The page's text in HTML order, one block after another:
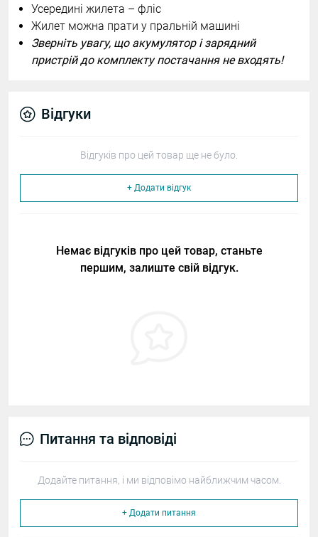
Усередині жилета – фліс
Жилет можна прати у пральній машині
Зверніть увагу, що акумулятор і зарядний
пристрій до комплекту постачання не входять!
Відгуки
Відгуків про цей товар ще не було.
+ Додати відгук
Немає відгуків про цей товар, станьте
першим, залиште свій відгук.
Питання та відповіді
Додайте питання, і ми відповімо найближчим часом.
+ Додати питання